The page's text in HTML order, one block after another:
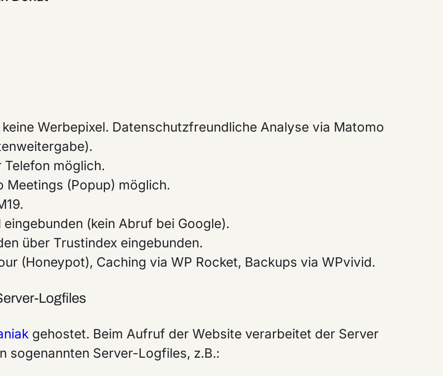
Werbepixel. Datenschutzfreundliche Analyse via Matomo
möglich.
Meetings (Popup) möglich.
(kein Abruf bei Google).
über Trustindex eingebunden.
(Honeypot), Caching via WP Rocket, Backups via WPvivid.
Logfiles
gehostet. Beim Aufruf der Website verarbeitet der Server
sogenannten Server-Logfiles, z.B.: